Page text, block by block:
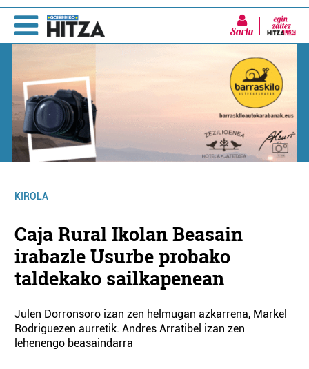
Sartu
KIROLA
Caja Rural Ikolan Beasain
irabazle Usurbe probako
taldekako sailkapenean
Julen Dorronsoro izan zen helmugan azkarrena, Markel
Rodriguezen aurretik. Andres Arratibel izan zen
lehenengo beasaindarra